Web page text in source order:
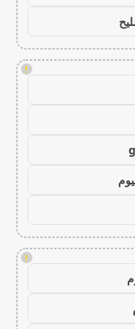
!
!